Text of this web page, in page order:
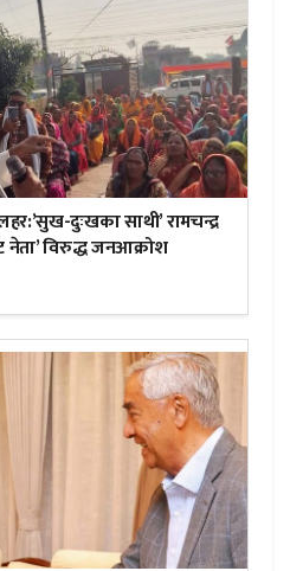
दुःखका साथी’ रामचन्द्र
नेता’ विरुद्ध जनआक्रोश